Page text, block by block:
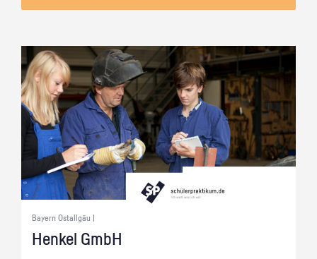
Bayern Ostallgäu |
Hen­kel GmbH